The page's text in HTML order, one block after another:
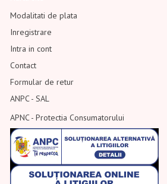
Modalitati de plata
Inregistrare
Intra in cont
Contact
Formular de retur
ANPC - SAL
APNC - Protectia Consumatorului